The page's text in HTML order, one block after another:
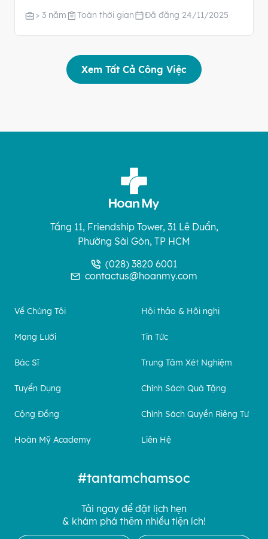
> 3 năm
Toàn thời gian Đã đăng 24/11/2025
Xem Tất Cả Công Việc
Tầng 11, Friendship Tower, 31 Lê Duẩn,
Phường Sài Gòn, TP HCM
(028) 3820 6001
contactus@hoanmy.com
Về Chúng Tôi
Mạng Lưới
Bác Sĩ
Tuyển Dụng
Cộng Đồng
Hoàn Mỹ Academy
Hội thảo & Hội nghị
Tin Tức
Trung Tâm Xét Nghiệm
Chính Sách Quà Tặng
Chính Sách Quyền Riêng Tư
Liên Hệ
#tantamchamsoc
Tải ngay để đặt lịch hẹn
& khám phá thêm nhiều tiện ích!